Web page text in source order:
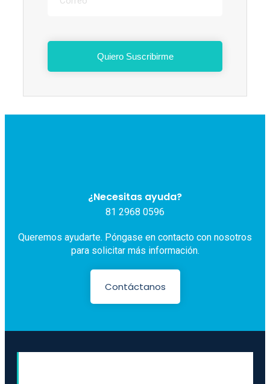
Quiero Suscribirme
¿Necesitas ayuda?
81 2968 0596
Queremos ayudarte. Póngase en contacto con nosotros
para solicitar más información.
Contáctanos